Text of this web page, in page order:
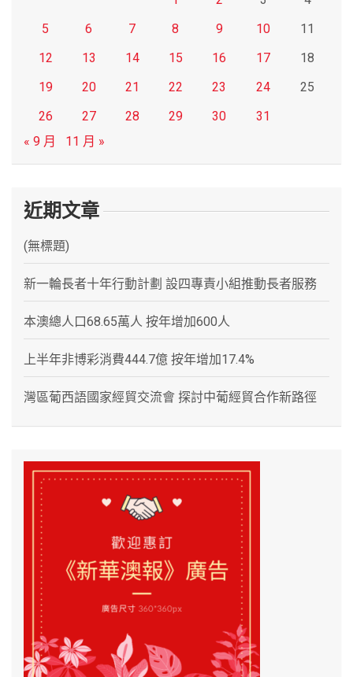
5
6 7 8 9 10
11
12
13 14 15 16 17
18
19
20 21 22 23 24
25
26
27 28 29 30
31
« 9 月
11 月 »
近期文章
(無標題)
新一輪長者十年行動計劃 設四專責小組推動長者服務
本澳總人口68.65萬人 按年增加600人
上半年非博彩消費444.7億 按年增加17.4%
灣區葡西語國家經貿交流會 探討中葡經貿合作新路徑